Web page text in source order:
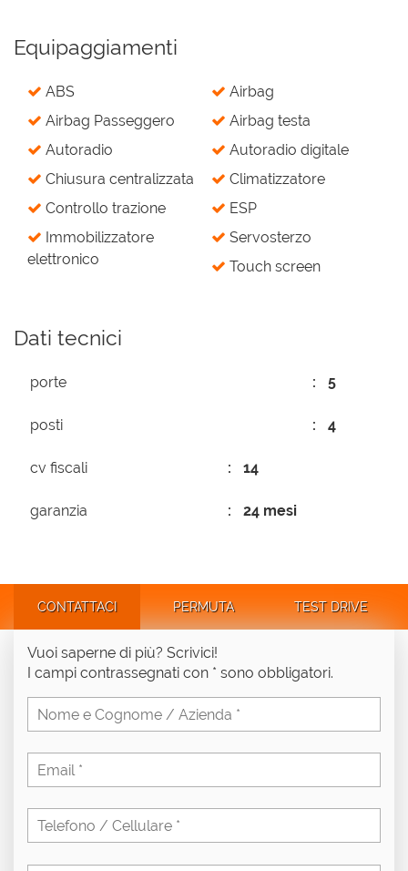
Equipaggiamenti
ABS
Airbag
Airbag Passeggero
Airbag testa
Autoradio
Autoradio digitale
Chiusura centralizzata
Climatizzatore
Controllo trazione
ESP
Immobilizzatore
elettronico
Servosterzo
Touch screen
Dati tecnici
porte 5
posti 4
cv fiscali 14
garanzia 24 mesi
CONTATTACI PERMUTA TEST DRIVE
Vuoi saperne di più? Scrivici!
I campi contrassegnati con * sono obbligatori.